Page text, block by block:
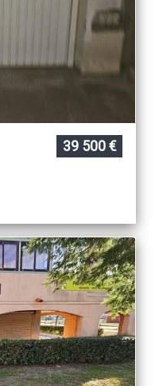
39 500 €